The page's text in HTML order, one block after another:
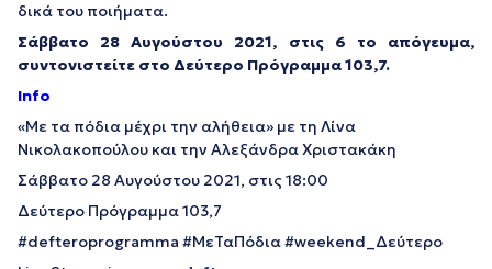
δικά του ποιήματα.
Σάββατο 28 Αυγούστου 2021, στις 6 το απόγευμα,
συντονιστείτε στο Δεύτερο Πρόγραμμα 103,7.
Info
«Με τα πόδια μέχρι την αλήθεια» με τη Λίνα
Νικολακοπούλου και την Αλεξάνδρα Χριστακάκη
Σάββατο 28 Αυγούστου 2021, στις 18:00
Δεύτερο Πρόγραμμα 103,7
#defteroprogramma #ΜεΤαΠόδια #weekend_Δεύτερο